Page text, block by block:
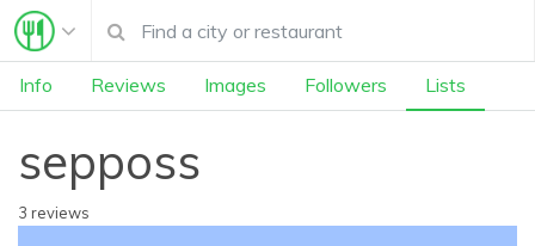
Info Reviews Images Followers Lists
sepposs
3 reviews